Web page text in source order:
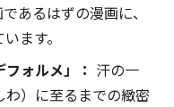
あるはずの漫画に、
ます。
ォルメ」： 汗の一
）に至るまでの緻密